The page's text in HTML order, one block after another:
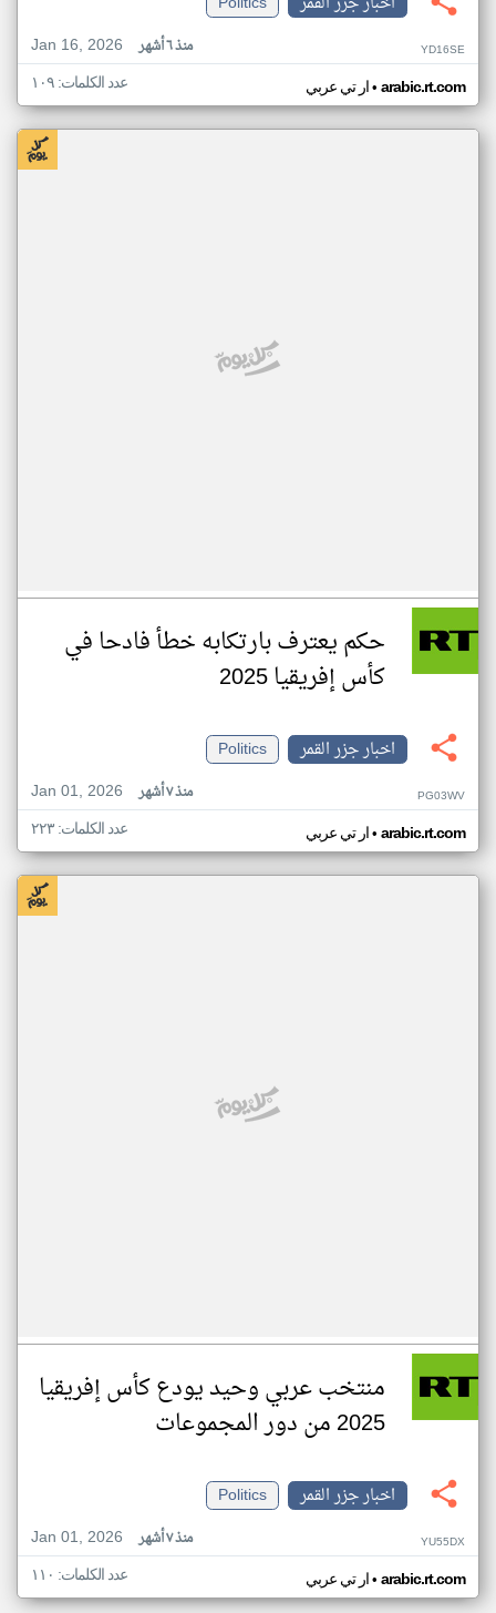
Jan 16, 2026
منذ ٦ أشهر YD16SE
ار تي عربي• arabic.rt.com عدد الكلمات: ١٠٩
حكم يعترف بارتكابه خطأ فادحا في
كأس إفريقيا 2025
اخبار جزر القمر
Politics
Jan 01, 2026
منذ ٧ أشهر PG03WV
ار تي عربي• arabic.rt.com عدد الكلمات: ٢٢٣
منتخب عربي وحيد يودع كأس إفريقيا
2025 من دور المجموعات
اخبار جزر القمر
Politics
Jan 01, 2026
منذ ٧ أشهر YU55DX
ار تي عربي• arabic.rt.com عدد الكلمات: ١١٠